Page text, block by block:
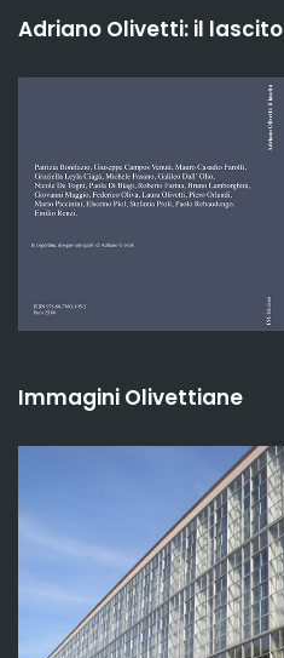
Adriano Olivetti: il lascito
Immagini Olivettiane